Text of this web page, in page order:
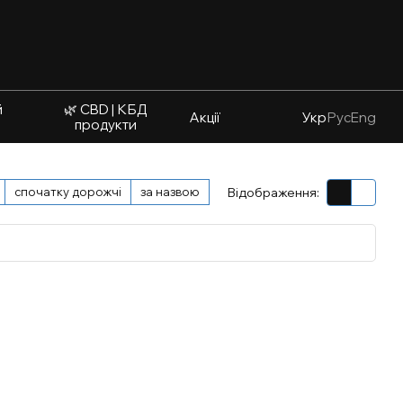
🌿 CBD | КБД
продукти
Акції УкрРусEng
спочатку дорожчі за назвою Відображення: